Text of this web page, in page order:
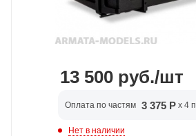
13 500 руб./шт
Оплата по частям 3 375 Р x 4
Нет в наличии